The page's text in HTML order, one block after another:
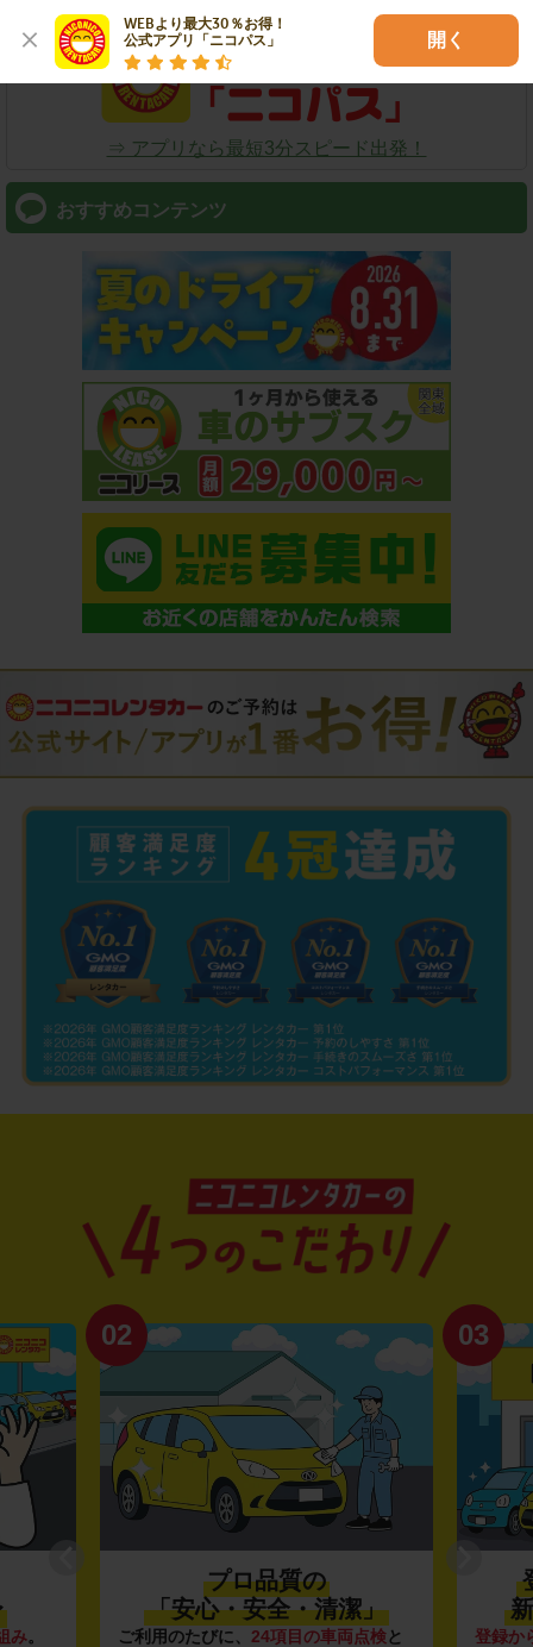
WEBより最大30％お得！
公式アプリ「ニコパス」
開く
⇒ アプリなら最短3分スピード出発！
おすすめコンテンツ
み。
02
プロ品質の
「安心・安全・清潔」
ご利用のたびに、 24項目の車両点検と
03
登録か